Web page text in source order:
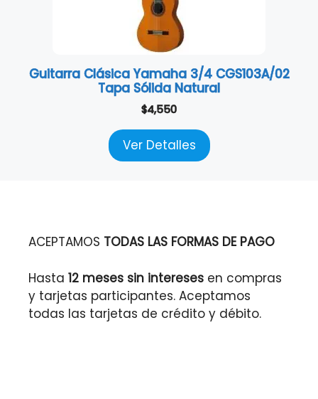
Guitarra Clásica Yamaha 3/4 CGS103A/02
Tapa Sólida Natural
$4,550
Ver Detalles
ACEPTAMOS TODAS LAS FORMAS DE PAGO
Hasta 12 meses sin intereses en compras
y tarjetas participantes. Aceptamos
todas las tarjetas de crédito y débito.